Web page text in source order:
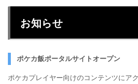
お知らせ
ポケカ飯ポータルサイトオープン
ポケカプレイヤー向けのコンテンツにア